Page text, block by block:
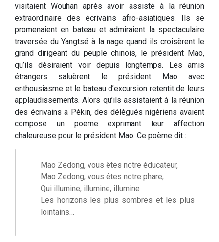
visitaient Wouhan après avoir assisté à la réunion
extraordinaire des écrivains afro-asiatiques. Ils se
promenaient en bateau et admiraient la spectaculaire
traversée du Yangtsé à la nage quand ils croisèrent le
grand dirigeant du peuple chinois, le président Mao,
qu’ils désiraient voir depuis longtemps. Les amis
étrangers saluèrent le président Mao avec
enthousiasme et le bateau d’excursion retentit de leurs
applaudissements. Alors qu’ils assistaient à la réunion
des écrivains à Pékin, des délégués nigériens avaient
composé un poème exprimant leur affection
chaleureuse pour le président Mao. Ce poème dit :
Mao Zedong, vous êtes notre éducateur,
Mao Zedong, vous êtes notre phare,
Qui illumine, illumine, illumine
Les horizons les plus sombres et les plus
lointains…